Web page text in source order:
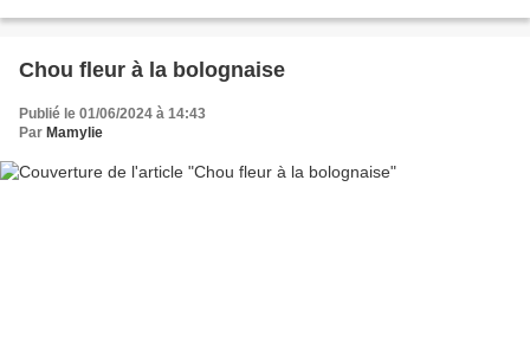
Chou fleur à la bolognaise
Publié le 01/06/2024 à 14:43
Par Mamylie